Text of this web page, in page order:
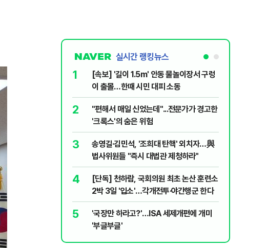
실시간 랭킹뉴스
1
[속보] '길이 1.5m' 안동 물놀이장서 구렁
이 출몰…한때 시민 대피 소동
2
"편해서 매일 신었는데"...전문가가 경고한
'크록스'의 숨은 위험
3
송영길·김민석, '조희대 탄핵' 외치자…與
법사위원들 "즉시 대법관 제청하라"
4
[단독] 천하람, 국회의원 최초 논산 훈련소
2박 3일 '입소'…각개전투·야간행군 한다
5
'국장만 하라고?'…ISA 세제개편에 개미
'부글부글'